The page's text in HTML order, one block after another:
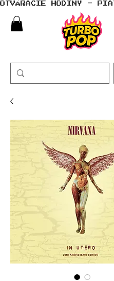
OTVÁRACIE HODINY -